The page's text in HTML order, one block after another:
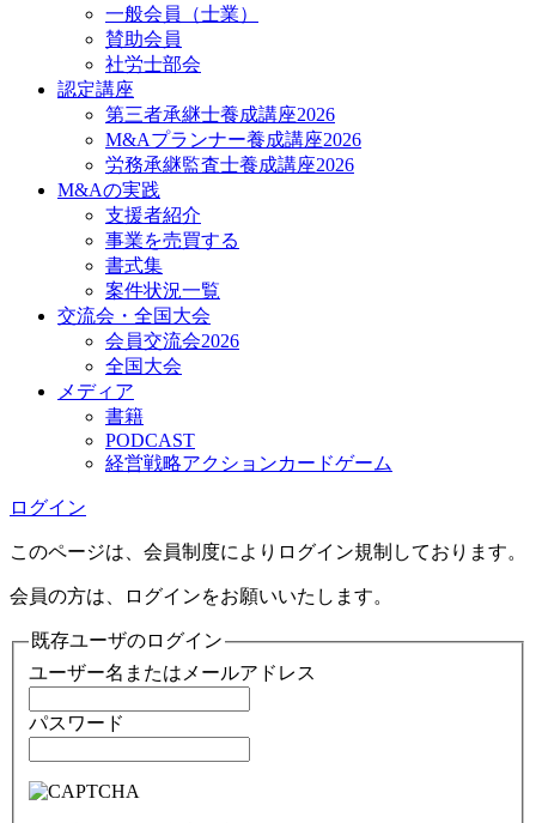
一般会員（士業）
賛助会員
社労士部会
認定講座
第三者承継士養成講座2026
M&Aプランナー養成講座2026
労務承継監査士養成講座2026
M&Aの実践
支援者紹介
事業を売買する
書式集
案件状況一覧
交流会・全国大会
会員交流会2026
全国大会
メディア
書籍
PODCAST
経営戦略アクションカードゲーム
ログイン
このページは、会員制度によりログイン規制しております。
会員の方は、ログインをお願いいたします。
既存ユーザのログイン
ユーザー名またはメールアドレス
パスワード